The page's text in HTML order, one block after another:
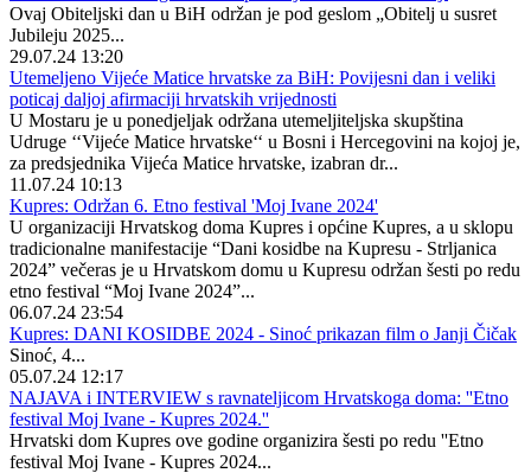
Ovaj Obiteljski dan u BiH održan je pod geslom „Obitelj u susret
Jubileju 2025...
29.07.24 13:20
Utemeljeno Vijeće Matice hrvatske za BiH: Povijesni dan i veliki
poticaj daljoj afirmaciji hrvatskih vrijednosti
U Mostaru je u ponedjeljak održana utemeljiteljska skupština
Udruge ‘‘Vijeće Matice hrvatske‘‘ u Bosni i Hercegovini na kojoj je,
za predsjednika Vijeća Matice hrvatske, izabran dr...
11.07.24 10:13
Kupres: Održan 6. Etno festival 'Moj Ivane 2024'
U organizaciji Hrvatskog doma Kupres i općine Kupres, a u sklopu
tradicionalne manifestacije “Dani kosidbe na Kupresu - Strljanica
2024” večeras je u Hrvatskom domu u Kupresu održan šesti po redu
etno festival “Moj Ivane 2024”...
06.07.24 23:54
Kupres: DANI KOSIDBE 2024 - Sinoć prikazan film o Janji Čičak
Sinoć, 4...
05.07.24 12:17
NAJAVA i INTERVIEW s ravnateljicom Hrvatskoga doma: ''Etno
festival Moj Ivane - Kupres 2024.''
Hrvatski dom Kupres ove godine organizira šesti po redu ''Etno
festival Moj Ivane - Kupres 2024...